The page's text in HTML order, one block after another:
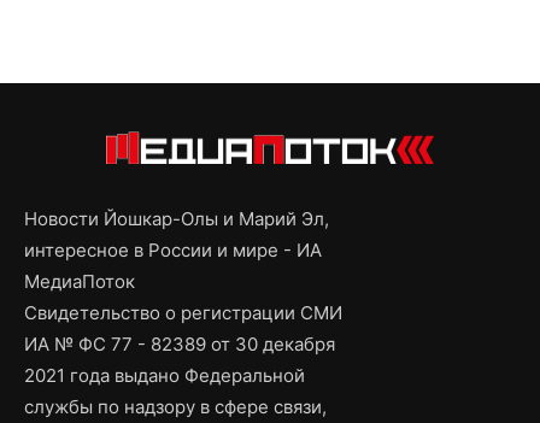
Новости Йошкар-Олы и Марий Эл,
интересное в России и мире - ИА
МедиаПоток
Свидетельство о регистрации СМИ
ИА № ФС 77 - 82389 от 30 декабря
2021 года выдано Федеральной
службы по надзору в сфере связи,